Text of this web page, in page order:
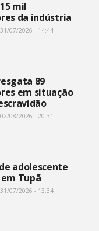
mil
da indústria
31/07/2026 - 14:44
89
em situação
02/08/2026 - 20:31
adolescente
Tupã
31/07/2026 - 13:34